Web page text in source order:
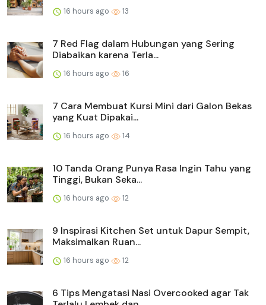
16 hours ago 13
7 Red Flag dalam Hubungan yang Sering
Diabaikan karena Terla...
16 hours ago 16
7 Cara Membuat Kursi Mini dari Galon Bekas
yang Kuat Dipakai...
16 hours ago 14
10 Tanda Orang Punya Rasa Ingin Tahu yang
Tinggi, Bukan Seka...
16 hours ago 12
9 Inspirasi Kitchen Set untuk Dapur Sempit,
Maksimalkan Ruan...
16 hours ago 12
6 Tips Mengatasi Nasi Overcooked agar Tak